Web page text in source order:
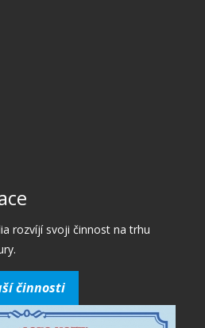
rozvíjí svoji činnost na trhu
činnosti